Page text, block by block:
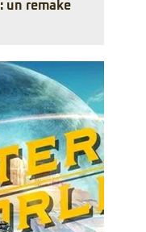
un remake